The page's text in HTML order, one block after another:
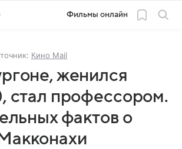
Фильмы онлайн
Кино Mail
женился
стал профессором.
фактов о